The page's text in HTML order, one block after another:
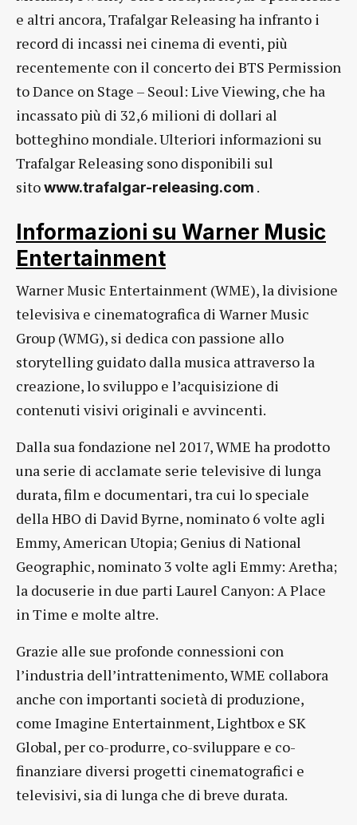
e altri ancora, Trafalgar Releasing ha infranto i
record di incassi nei cinema di eventi, più
recentemente con il concerto dei BTS Permission
to Dance on Stage – Seoul: Live Viewing, che ha
incassato più di 32,6 milioni di dollari al
botteghino mondiale. Ulteriori informazioni su
Trafalgar Releasing sono disponibili sul
sitowww.trafalgar-releasing.com .
Informazioni su Warner Music
Entertainment
Warner Music Entertainment (WME), la divisione
televisiva e cinematografica di Warner Music
Group (WMG), si dedica con passione allo
storytelling guidato dalla musica attraverso la
creazione, lo sviluppo e l’acquisizione di
contenuti visivi originali e avvincenti.
Dalla sua fondazione nel 2017, WME ha prodotto
una serie di acclamate serie televisive di lunga
durata, film e documentari, tra cui lo speciale
della HBO di David Byrne, nominato 6 volte agli
Emmy, American Utopia; Genius di National
Geographic, nominato 3 volte agli Emmy: Aretha;
la docuserie in due parti Laurel Canyon: A Place
in Time e molte altre.
Grazie alle sue profonde connessioni con
l’industria dell’intrattenimento, WME collabora
anche con importanti società di produzione,
come Imagine Entertainment, Lightbox e SK
Global, per co-produrre, co-sviluppare e co-
finanziare diversi progetti cinematografici e
televisivi, sia di lunga che di breve durata.